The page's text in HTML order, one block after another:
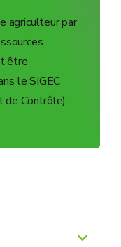
agriculteur par
être
le SIGEC
de Contrôle).